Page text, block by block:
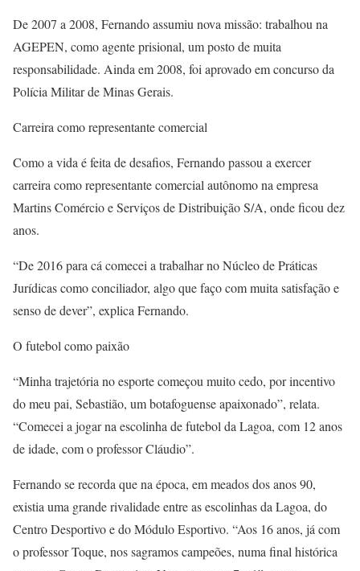
De 2007 a 2008, Fernando assumiu nova missão: trabalhou na
AGEPEN, como agente prisional, um posto de muita
responsabilidade. Ainda em 2008, foi aprovado em concurso da
Polícia Militar de Minas Gerais.
Carreira como representante comercial
Como a vida é feita de desafios, Fernando passou a exercer
carreira como representante comercial autônomo na empresa
Martins Comércio e Serviços de Distribuição S/A, onde ficou dez
anos.
“De 2016 para cá comecei a trabalhar no Núcleo de Práticas
Jurídicas como conciliador, algo que faço com muita satisfação e
senso de dever”, explica Fernando.
O futebol como paixão
“Minha trajetória no esporte começou muito cedo, por incentivo
do meu pai, Sebastião, um botafoguense apaixonado”, relata.
“Comecei a jogar na escolinha de futebol da Lagoa, com 12 anos
de idade, com o professor Cláudio”.
Fernando se recorda que na época, em meados dos anos 90,
existia uma grande rivalidade entre as escolinhas da Lagoa, do
Centro Desportivo e do Módulo Esportivo. “Aos 16 anos, já com
o professor Toque, nos sagramos campeões, numa final histórica